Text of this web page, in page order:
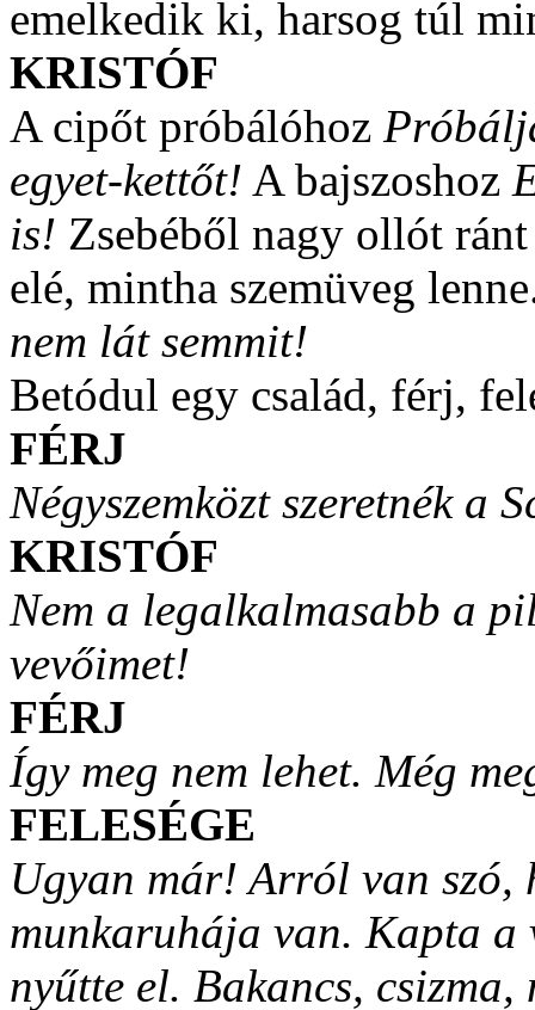
emelkedik ki, harsog túl
KRISTÓF
A cipőt próbálóhoz
egyet-kettőt! A bajszoshoz
is! Zsebéből nagy ollót
elé, mintha szemüveg
nem lát semmit!
Betódul egy család, férj,
FÉRJ
Négyszemközt szeretnék a
KRISTÓF
Nem a legalkalmasabb a
vevőimet!
FÉRJ
Így meg nem lehet. Még
FELESÉGE
Ugyan már! Arról van szó,
munkaruhája van. Kapta a
nyűtte el. Bakancs,